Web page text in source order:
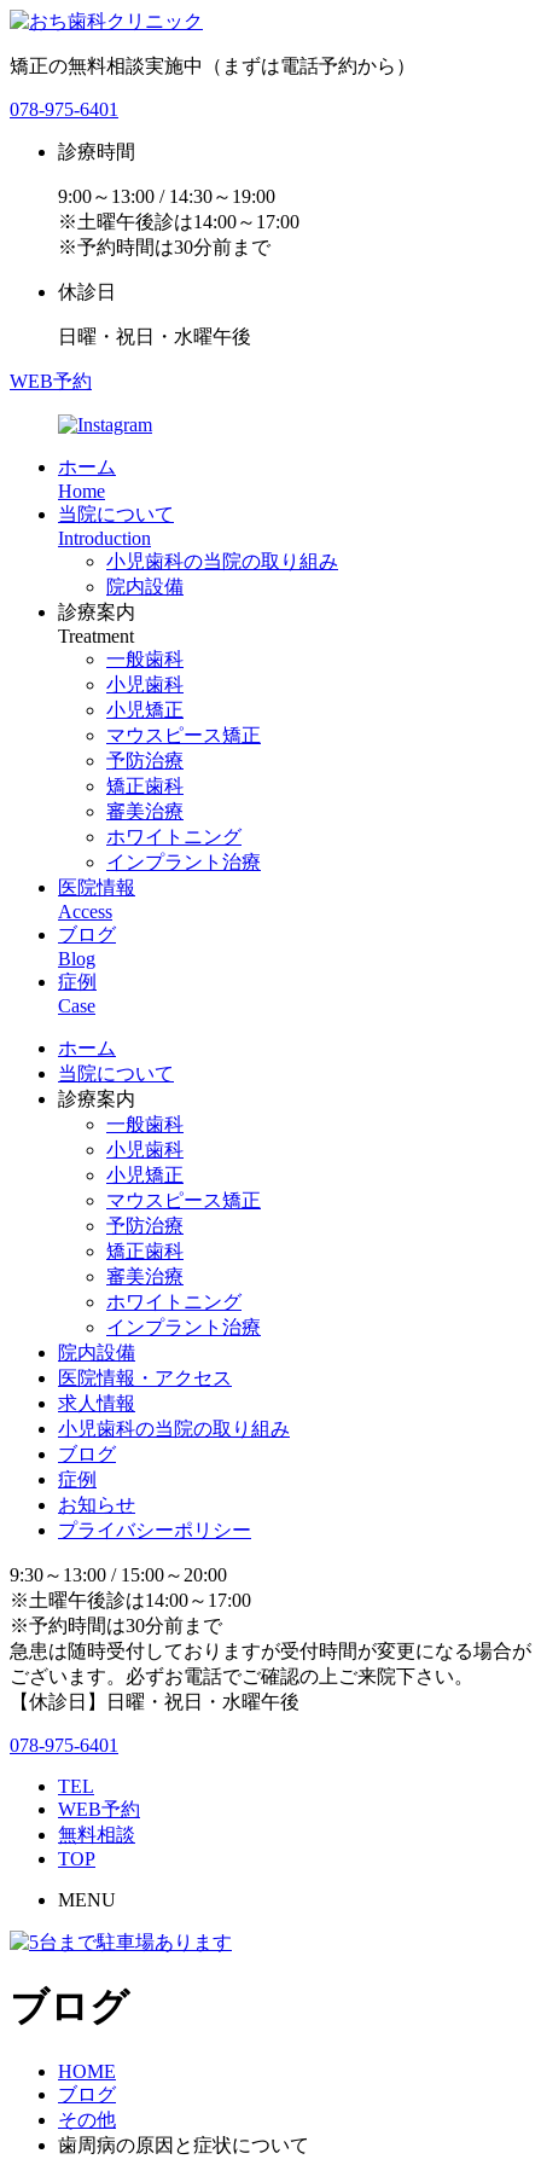
矯正の無料相談実施中（まずは電話予約から）
078-975-6401
診療時間
9:00～13:00 / 14:30～19:00
※土曜午後診は14:00～17:00
※予約時間は30分前まで
休診日
日曜・祝日・水曜午後
WEB予約
ホーム
Home
当院について
Introduction
小児歯科の当院の取り組み
院内設備
診療案内
Treatment
一般歯科
小児歯科
小児矯正
マウスピース矯正
予防治療
矯正歯科
審美治療
ホワイトニング
インプラント治療
医院情報
Access
ブログ
Blog
症例
Case
ホーム
当院について
診療案内
一般歯科
小児歯科
小児矯正
マウスピース矯正
予防治療
矯正歯科
審美治療
ホワイトニング
インプラント治療
院内設備
医院情報・アクセス
求人情報
小児歯科の当院の取り組み
ブログ
症例
お知らせ
プライバシーポリシー
9:30～13:00 / 15:00～20:00
※土曜午後診は14:00～17:00
※予約時間は30分前まで
急患は随時受付しておりますが受付時間が変更になる場合が
ございます。必ずお電話でご確認の上ご来院下さい。
【休診日】日曜・祝日・水曜午後
078-975-6401
TEL
WEB予約
無料相談
TOP
MENU
ブログ
HOME
ブログ
その他
歯周病の原因と症状について